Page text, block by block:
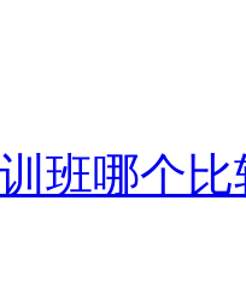
班哪个比